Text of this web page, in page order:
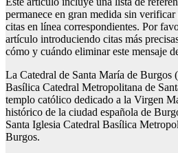
permanece en gran medida sin
citas en línea correspondientes. Por
artículo introduciendo citas más
cómo y cuándo eliminar este mensaje
La Catedral de Santa María de Burgos
Basílica Catedral Metropolitana de
templo católico dedicado a la Virgen
histórico de la ciudad española de
Santa Iglesia Catedral Basílica
Burgos.